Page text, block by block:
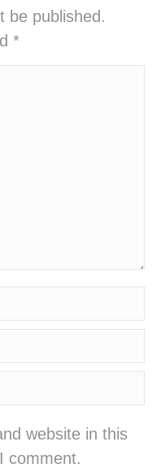
be published.
*
website in this
comment.